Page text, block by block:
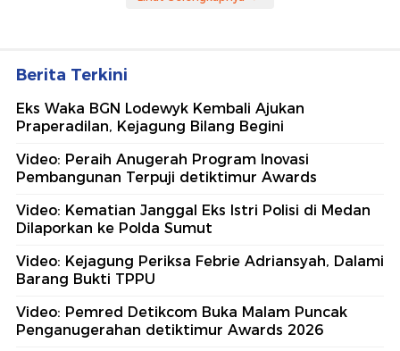
Berita Terkini
Eks Waka BGN Lodewyk Kembali Ajukan
Praperadilan, Kejagung Bilang Begini
Video: Peraih Anugerah Program Inovasi
Pembangunan Terpuji detiktimur Awards
Video: Kematian Janggal Eks Istri Polisi di Medan
Dilaporkan ke Polda Sumut
Video: Kejagung Periksa Febrie Adriansyah, Dalami
Barang Bukti TPPU
Video: Pemred Detikcom Buka Malam Puncak
Penganugerahan detiktimur Awards 2026